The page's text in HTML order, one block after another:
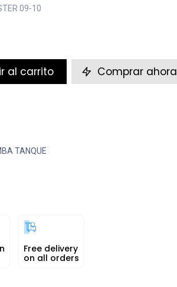
09-10
al carrito Comprar ahora
TANQUE
Free delivery
on all orders